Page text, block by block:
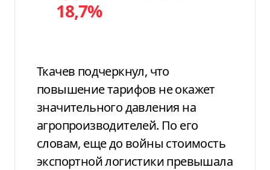
18,7%
Ткачев подчеркнул, что
повышение тарифов не окажет
значительного давления на
агропроизводителей. По его
словам, еще до войны стоимость
экспортной логистики превышала